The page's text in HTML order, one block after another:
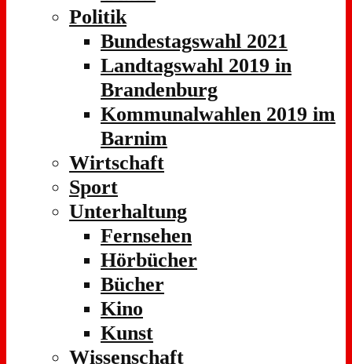
Politik
Bundestagswahl 2021
Landtagswahl 2019 in
Brandenburg
Kommunalwahlen 2019 im
Barnim
Wirtschaft
Sport
Unterhaltung
Fernsehen
Hörbücher
Bücher
Kino
Kunst
Wissenschaft